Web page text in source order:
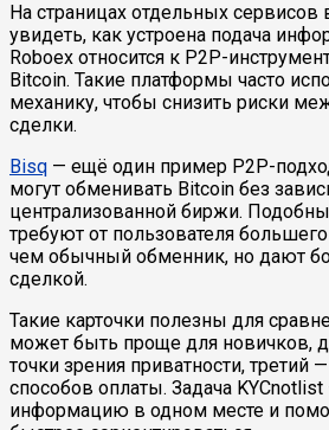
На страницах отдельных
увидеть, как устроена подача
Roboex относится к P2P-
Bitcoin. Такие платформы часто
механику, чтобы снизить риски
сделки.
Bisq — ещё один пример P2P-
могут обменивать Bitcoin без
централизованной биржи.
требуют от пользователя
чем обычный обменник, но дают
сделкой.
Такие карточки полезны для
может быть проще для новичков,
точки зрения приватности, третий
способов оплаты. Задача KYCnotlist
информацию в одном месте и